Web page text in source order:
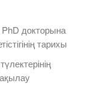
докторына
тарихы